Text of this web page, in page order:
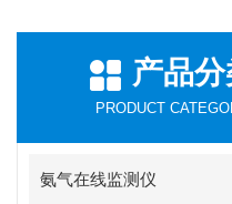
产品
PRODUCT
氨气在线监测仪